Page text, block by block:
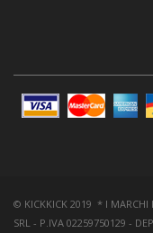
© KICKKICK 2019 * I MARCHI
SRL - P.IVA 02259750129 -